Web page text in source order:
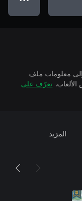
إلى معلومات ملف
تعرّف على
المزيد